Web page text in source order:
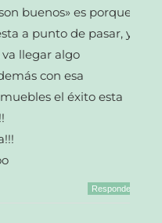
buenos» es porque
a punto de pasar, y
va llegar algo
con esa
el éxito esta
Responder